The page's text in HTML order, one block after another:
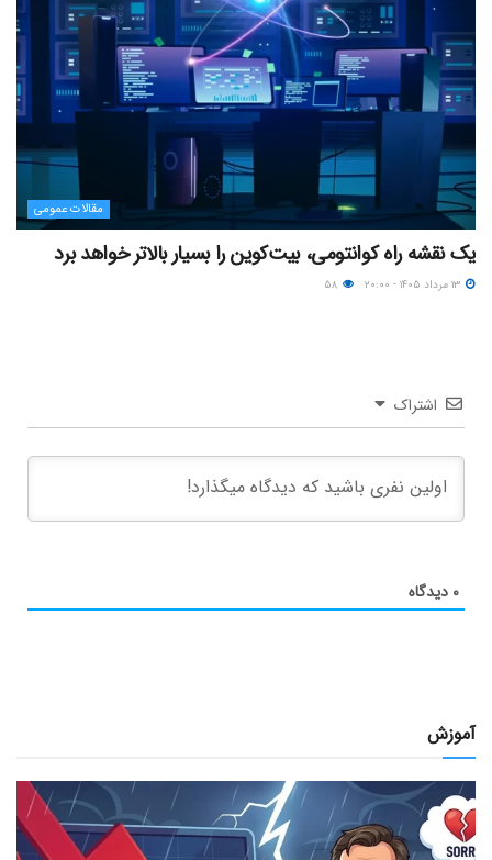
مقالات عمومی
یک نقشه راه کوانتومی، بیت‌کوین را بسیار بالاتر خواهد برد
اشتراک
۰ دیدگاه
آموزش